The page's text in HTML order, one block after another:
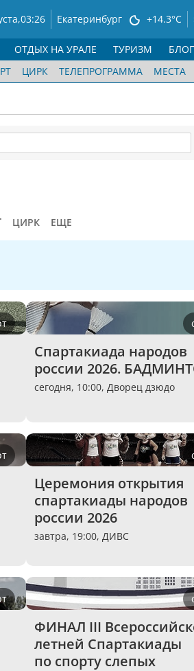
03:26 Екатеринбург +14.3°C
ЦИРК ТЕЛЕПРОГРАММА МЕСТА
ОТДЫХ НА УРАЛЕ ТУРИЗМ
ЦИРК ЕЩЕ
Спартакиада народов
россии 2026.
сегодня, 10:00, Дворец дзюдо
Церемония открытия
спартакиады народов
россии 2026
завтра, 19:00, ДИВС
ФИНАЛ III
летней Спартакиады
по спорту слепых